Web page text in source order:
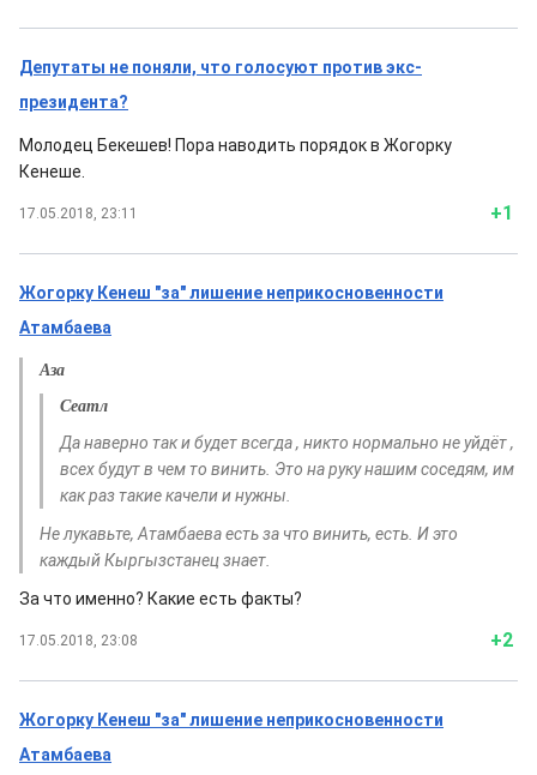
Депутаты не поняли, что голосуют против экс-
президента?
Молодец Бекешев! Пора наводить порядок в Жогорку
Кенеше.
17.05.2018, 23:11 +1
Жогорку Кенеш "за" лишение неприкосновенности
Атамбаева
Аза
Сеатл
Да наверно так и будет всегда , никто нормально не уйдёт ,
всех будут в чем то винить. Это на руку нашим соседям, им
как раз такие качели и нужны.
Не лукавьте, Атамбаева есть за что винить, есть. И это
каждый Кыргызстанец знает.
За что именно? Какие есть факты?
17.05.2018, 23:08 +2
Жогорку Кенеш "за" лишение неприкосновенности
Атамбаева